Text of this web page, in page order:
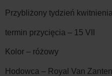
Przybliżony tydzień
termin przycięcia – 15 VII
Kolor – różowy
Hodowca – Royal Van Zanten